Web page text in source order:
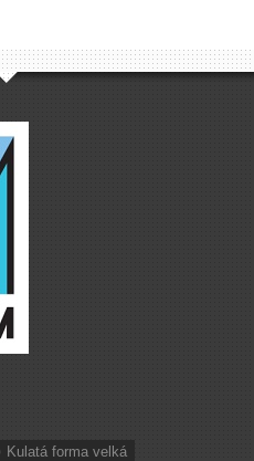
Kulatá forma velká